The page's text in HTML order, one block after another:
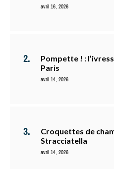
avril 16, 2026
Pompette ! :
Paris
avril 14, 2026
Croquettes de
Stracciatella
avril 14, 2026